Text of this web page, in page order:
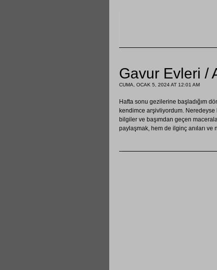
Gavur Evleri /
CUMA, OCAK 5, 2024 AT 12:01 AM
Hafta sonu gezilerine başladığım
kendimce arşivliyordum.
bilgiler ve başımdan geçen
paylaşmak, hem de ilginç anıları